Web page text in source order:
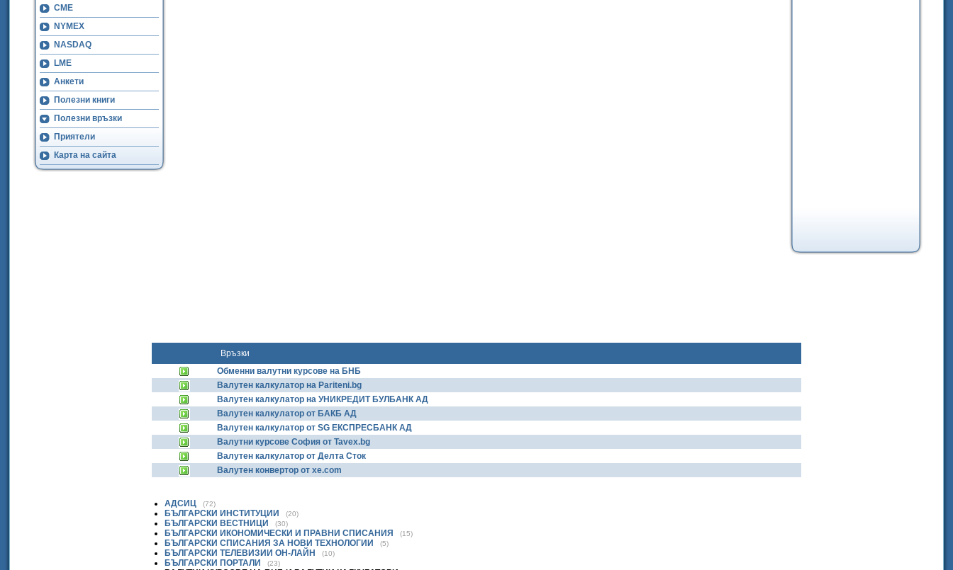
CME
NYMEX
NASDAQ
LME
Анкети
Полезни книги
Полезни връзки
Приятели
Карта на сайта
Връзки
Обменни валутни курсове на БНБ
Валутен калкулатор на Pariteni.bg
Валутен калкулатор на УНИКРЕДИТ БУЛБАНК АД
Валутен калкулатор от БАКБ АД
Валутен калкулатор от SG ЕКСПРЕСБАНК АД
Валутни курсове София от Tavex.bg
Валутен калкулатор от Делта Сток
Валутен конвертор от xe.com
АДСИЦ (72)
БЪЛГАРСКИ ИНСТИТУЦИИ (20)
БЪЛГАРСКИ ВЕСТНИЦИ (30)
БЪЛГАРСКИ ИКОНОМИЧЕСКИ И ПРАВНИ СПИСАНИЯ (15)
БЪЛГАРСКИ СПИСАНИЯ ЗА НОВИ ТЕХНОЛОГИИ (5)
БЪЛГАРСКИ ТЕЛЕВИЗИИ ОН-ЛАЙН (10)
БЪЛГАРСКИ ПОРТАЛИ (23)